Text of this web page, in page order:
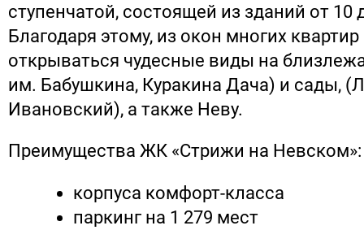
ступенчатой, состоящей из зданий от 10
Благодаря этому, из окон многих квартир
открываться чудесные виды на
им. Бабушкина, Куракина Дача) и сады,
Ивановский), а также Неву.
Преимущества ЖК «Стрижи на Невском»:
корпуса комфорт-класса
паркинг на 1 279 мест